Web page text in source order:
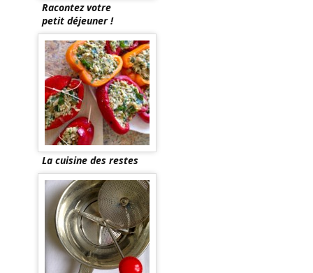
Racontez votre
petit déjeuner !
La cuisine des restes